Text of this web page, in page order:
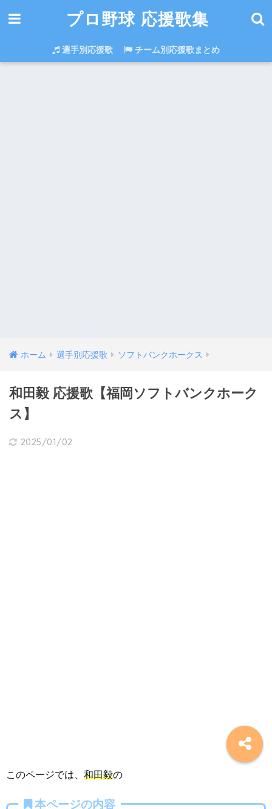
プロ野球 応援歌集
選手別応援歌 チーム別応援歌まとめ
ホーム 選手別応援歌 ソフトバンクホークス
和田毅 応援歌【福岡ソフトバンクホーク
ス】
2025/01/02
このページでは、 和田毅の
本ページの内容